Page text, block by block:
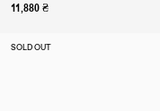
11,880 ₴
SOLD OUT